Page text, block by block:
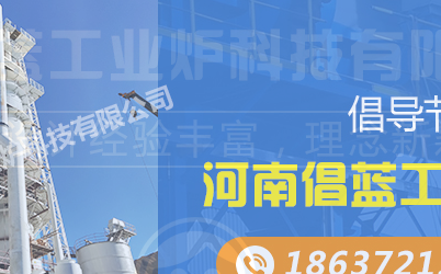
气煤两用石灰窑
石灰窑自动控制系统
石灰窑点火工艺服务
旋转布料器
圆盘出灰机
两段密封阀